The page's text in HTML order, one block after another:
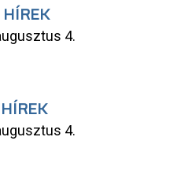
4.
4.